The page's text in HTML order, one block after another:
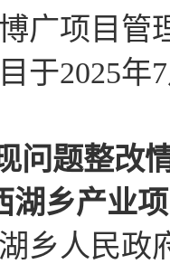
广项目管
于2025年7
问题整改
湖乡产业
乡人民政